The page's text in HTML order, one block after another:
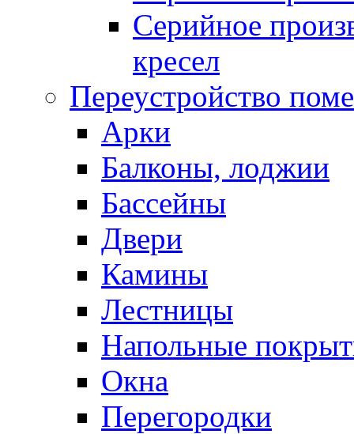
Серийное
кресел
Переустройство
Арки
Балконы, лоджии
Бассейны
Двери
Камины
Лестницы
Напольные
Окна
Перегородки